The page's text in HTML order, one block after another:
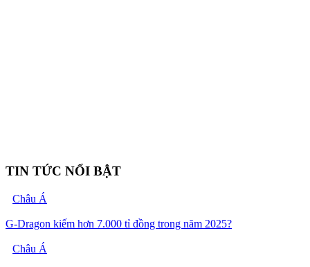
TIN TỨC NỔI BẬT
Châu Á
G-Dragon kiếm hơn 7.000 tỉ đồng trong năm 2025?
Châu Á